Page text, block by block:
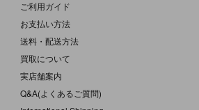
ご利用ガイド
お支払い方法
送料・配送方法
買取について
実店舗案内
Q&A(よくあるご質問)